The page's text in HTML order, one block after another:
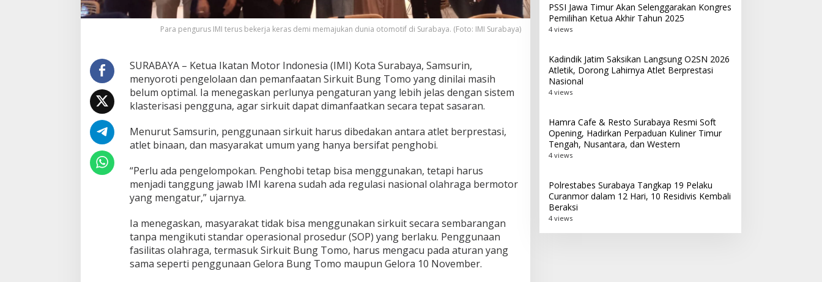
i
t
B
g
T
o
m
o
D
o
r
n
g
i
t
e
m
l
Para pengurus IMI terus bekerja keras demi memajukan dunia otomotif di Surabaya. (Foto: IMI Surabaya)
SURABAYA – Ketua Ikatan Motor Indonesia (IMI) Kota Surabaya, Samsurin,
menyoroti pengelolaan dan pemanfaatan Sirkuit Bung Tomo yang dinilai masih
belum optimal. Ia menegaskan perlunya pengaturan yang lebih jelas dengan sistem
klasterisasi pengguna, agar sirkuit dapat dimanfaatkan secara tepat sasaran.
Menurut Samsurin, penggunaan sirkuit harus dibedakan antara atlet berprestasi,
atlet binaan, dan masyarakat umum yang hanya bersifat penghobi.
“Perlu ada pengelompokan. Penghobi tetap bisa menggunakan, tetapi harus
menjadi tanggung jawab IMI karena sudah ada regulasi nasional olahraga bermotor
yang mengatur,” ujarnya.
Ia menegaskan, masyarakat tidak bisa menggunakan sirkuit secara sembarangan
tanpa mengikuti standar operasional prosedur (SOP) yang berlaku. Penggunaan
fasilitas olahraga, termasuk Sirkuit Bung Tomo, harus mengacu pada aturan yang
sama seperti penggunaan Gelora Bung Tomo maupun Gelora 10 November.
PSSI Jawa Timur Akan Selenggarakan Kongres
Pemilihan Ketua Akhir Tahun 2025
4 views
Kadindik Jatim Saksikan Langsung O2SN 2026
Atletik, Dorong Lahirnya Atlet Berprestasi
Nasional
4 views
Hamra Cafe & Resto Surabaya Resmi Soft
Opening, Hadirkan Perpaduan Kuliner Timur
Tengah, Nusantara, dan Western
4 views
Polrestabes Surabaya Tangkap 19 Pelaku
Curanmor dalam 12 Hari, 10 Residivis Kembali
Beraksi
4 views